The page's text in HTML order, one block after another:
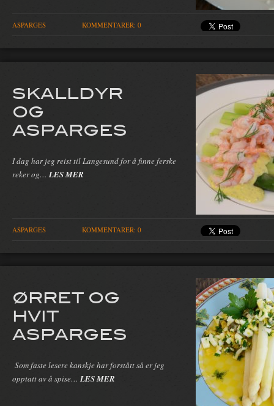
ASPARGES KOMMENTARER: 0
SKALLDYR
OG
ASPARGES
I dag har jeg reist til Langesund for å finne ferske
reker og… LES MER
ASPARGES KOMMENTARER: 0
ØRRET OG
HVIT
ASPARGES
Som faste lesere kanskje har forstått så er jeg
opptatt av å spise…LES MER